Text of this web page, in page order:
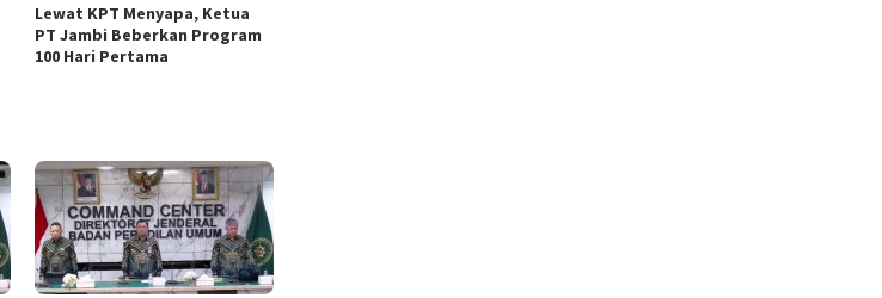
‎Lewat KPT Menyapa, Ketua
PT Jambi Beberkan Program
100 Hari Pertama ‎